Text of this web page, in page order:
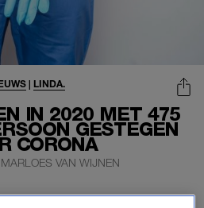
IN 2020 MET 475
GESTEGEN
CORONA
| LINDA.
MARLOES VAN WIJNEN
en de overheid hebben